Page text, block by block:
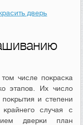
дверь
числе покраска
этапов. Их число
покрытия и степени
случая с
дверки план